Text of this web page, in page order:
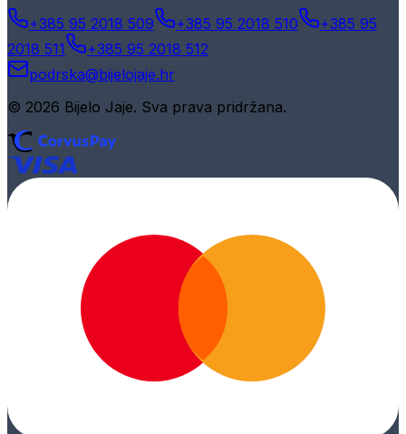
+385 95 2018 509 +385 95 2018 510
+385 95
2018 511
+385 95 2018 512
podrska@bijelojaje.hr
© 2026 Bijelo Jaje. Sva prava pridržana.